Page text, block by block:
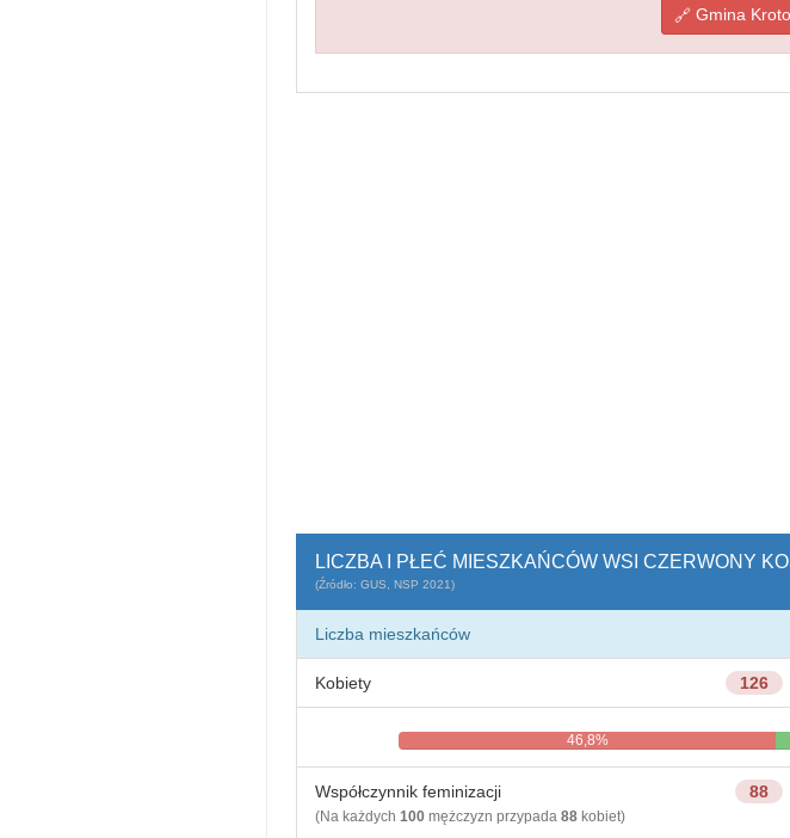
Gmina
LICZBA I PŁEĆ MIESZKAŃCÓW WSI CZERWONY
(Źródło: GUS, NSP 2021)
Liczba mieszkańców
126
Kobiety
46,8%
88
Współczynnik feminizacji
(Na każdych 100mężczyzn przypada 88kobiet)